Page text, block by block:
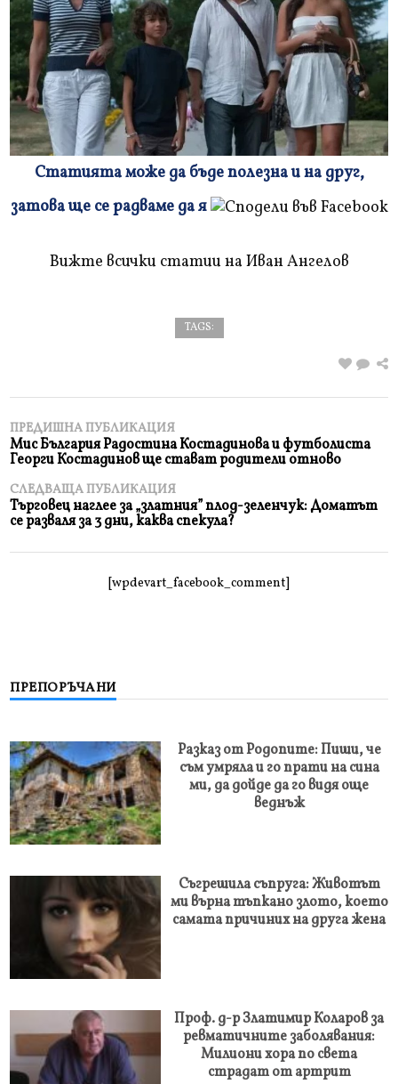
и
Статията може да бъде полезна и на друг,
затова ще се радваме да я
Вижте всички статии на Иван Ангелов
TAGS:
ПРЕДИШНА ПУБЛИКАЦИЯ
Мис България Радостина Костадинова и футболиста
Георги Костадинов ще стават родители отново
СЛЕДВАЩА ПУБЛИКАЦИЯ
Търговец наглее за „златния” плод-зеленчук: Доматът
се разваля за 3 дни, каква спекула?
[wpdevart_facebook_comment]
ПРЕПОРЪЧАНИ
Разказ от Родопите: Пиши, че
съм умряла и го прати на сина
ми, да дойде да го видя още
веднъж
Съгрешила съпруга: Животът
ми върна тъпкано злото, което
самата причиних на друга жена
Проф. д-р Златимир Коларов за
ревматичните заболявания:
Милиони хора по света
страдат от артрит